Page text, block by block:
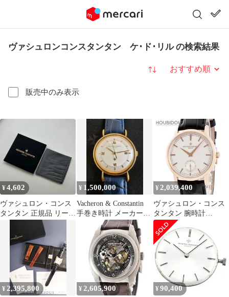
ヴァシュロンコンスタンタン ケ･ド･リル の検索結果
販売中のみ表示
並び替え
¥4,602
ヴァシュロン・コンス
タンタン 正規品 リーン
¥ 1,500,000
Vacheron & Constantin
手巻き時計 メーカー
¥ 2,039,400
ヴァシュロン・コンス
タンタン 腕時計
82172/000R-9382 鑑定済
み ブランド
¥ 2,395,800 ¥ 2,605,900 ¥ 90,400